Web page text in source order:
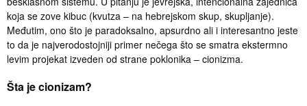
koja se zove kibuc (kvutza – na hebrejskom skup, skupljanje).
Međutim, ono što je paradoksalno, apsurdno ali i interesantno jeste
to da je najverodostojniji primer nečega što se smatra ekstermno
levim projekat izveden od strane poklonika – cionizma.
Šta je cionizam?